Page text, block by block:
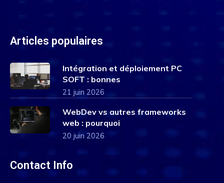
Articles populaires
Intégration et déploiement PC
SOFT : bonnes
21 juin 2026
WebDev vs autres frameworks
web : pourquoi
20 juin 2026
Contact Info